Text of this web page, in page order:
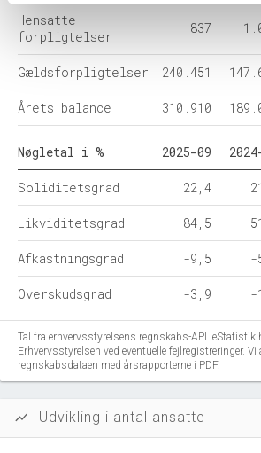
Hensatte
forpligtelser
837
Gældsforpligtelser 240.451
Årets balance 310.910
Nøgletal i % 2025-09
Soliditetsgrad 22,4
Likviditetsgrad 84,5
Afkastningsgrad -9,5 -
Overskudsgrad -3,9 -
Tal fra erhvervsstyrelsens regnskabs-API. eStatistik
Erhvervsstyrelsen ved eventuelle fejlregistreringer.
regnskabsdataen med årsrapporterne i PDF.
show_chart Udvikling i antal ansatte